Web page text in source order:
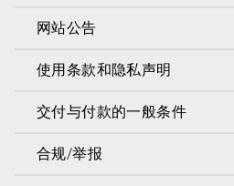
网站公告
使用条款和隐私声明
交付与付款的一般条件
合规/举报